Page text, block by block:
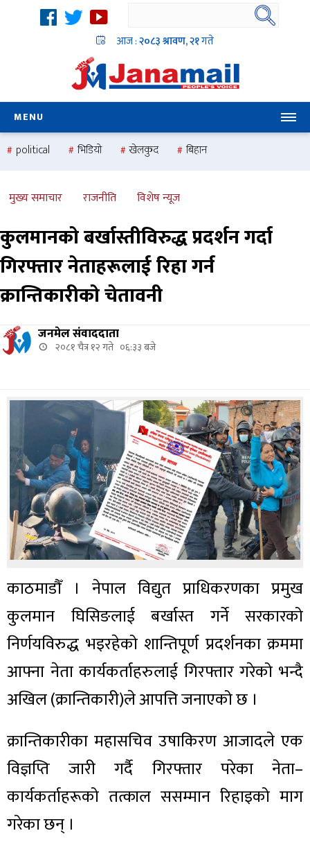
आज :२०८३ श्रावण, २१गते
MENU
political भिडियो खेलकुद
बिहान
national
health
मुख्य समाचार राजनीति विशेष न्यूज
कुलमानको बर्खास्तीविरुद्ध प्रदर्शन गर्दा
गिरफ्तार नेताहरूलाई रिहा गर्न
क्रान्तिकारीको चेतावनी
जनमेल संवाददाता
२०८१ चैत्र १२ गते ०६:३३ बजे
काठमाडौँ । नेपाल विद्युत प्राधिकरणका प्रमुख
कुलमान घिसिङलाई बर्खास्त गर्ने सरकारको
निर्णयविरुद्ध भइरहेको शान्तिपूर्ण प्रदर्शनका क्रममा
आफ्ना नेता कार्यकर्ताहरुलाई गिरफ्तार गरेको भन्दै
अखिल (क्रान्तिकारी)ले आपत्ति जनाएको छ ।
क्रान्तिकारीका महासचिव उषाकिरण आजादले एक
विज्ञप्ति जारी गर्दै गिरफ्तार परेका नेता–
कार्यकर्ताहरूको तत्काल ससम्मान रिहाइको माग
गरेका छन् ।